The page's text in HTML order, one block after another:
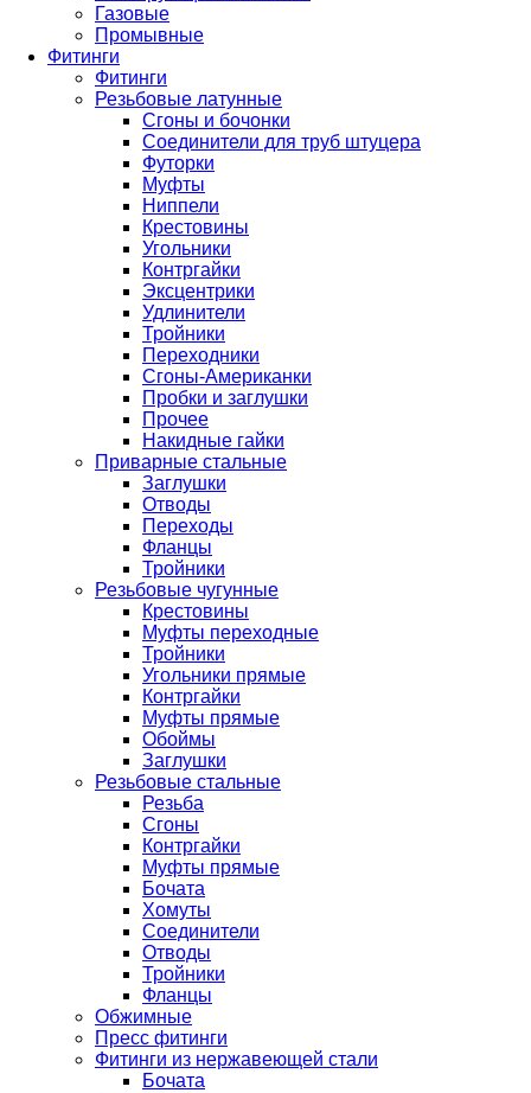
Газовые
Промывные
Фитинги
Фитинги
Резьбовые латунные
Сгоны и бочонки
Соединители для труб штуцера
Футорки
Муфты
Ниппели
Крестовины
Угольники
Контргайки
Эксцентрики
Удлинители
Тройники
Переходники
Сгоны-Американки
Пробки и заглушки
Прочее
Накидные гайки
Приварные стальные
Заглушки
Отводы
Переходы
Фланцы
Тройники
Резьбовые чугунные
Крестовины
Муфты переходные
Тройники
Угольники прямые
Контргайки
Муфты прямые
Обоймы
Заглушки
Резьбовые стальные
Резьба
Сгоны
Контргайки
Муфты прямые
Бочата
Хомуты
Соединители
Отводы
Тройники
Фланцы
Обжимные
Пресс фитинги
Фитинги из нержавеющей стали
Бочата